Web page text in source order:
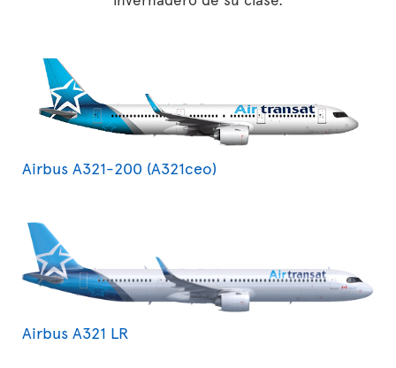
Airbus A321-200 (A321ceo)
Airbus A321 LR